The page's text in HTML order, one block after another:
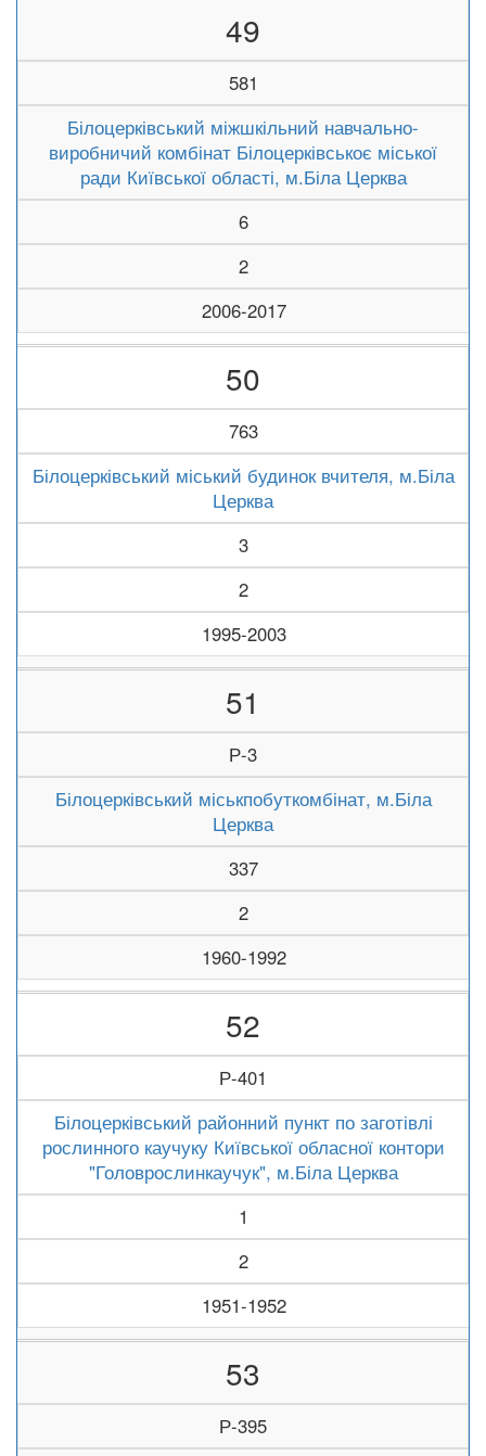
49
581
Білоцерківський міжшкільний навчально-
виробничий комбінат Білоцерківськоє міської
ради Київської області, м.Біла Церква
6
2
2006-2017
50
763
Білоцерківський міський будинок вчителя, м.Біла
Церква
3
2
1995-2003
51
Р-3
Білоцерківський міськпобуткомбінат, м.Біла
Церква
337
2
1960-1992
52
Р-401
Білоцерківський районний пункт по заготівлі
рослинного каучуку Київської обласної контори
"Головрослинкаучук", м.Біла Церква
1
2
1951-1952
53
Р-395